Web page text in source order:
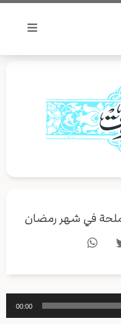
ملحة في شهر رمضان
00:00